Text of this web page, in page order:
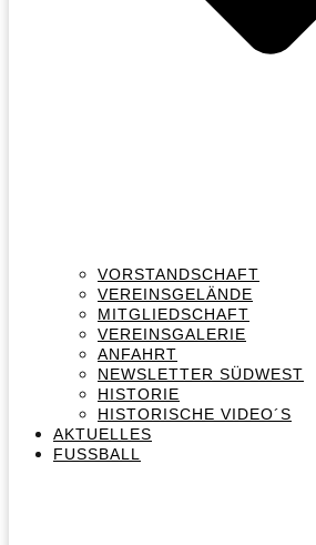
VORSTANDSCHAFT
VEREINSGELÄNDE
MITGLIEDSCHAFT
VEREINSGALERIE
ANFAHRT
NEWSLETTER SÜDWEST
HISTORIE
HISTORISCHE VIDEO´S
AKTUELLES
FUSSBALL